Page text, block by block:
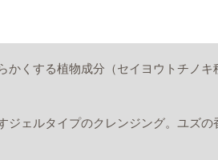
かくする植物成分（セイヨウトチノ
ェルタイプのクレンジング。ユズの